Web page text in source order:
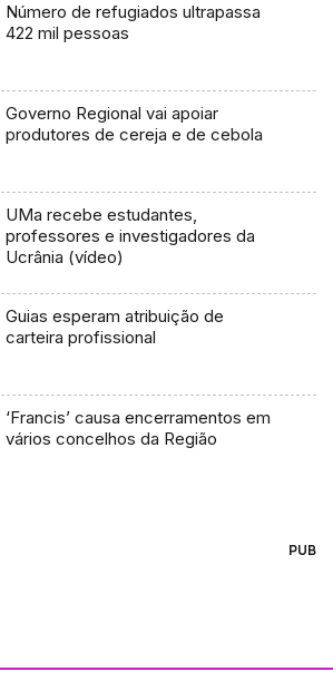
Número de refugiados ultrapassa
422 mil pessoas
Governo Regional vai apoiar
produtores de cereja e de cebola
UMa recebe estudantes,
professores e investigadores da
Ucrânia (vídeo)
Guias esperam atribuição de
carteira profissional
‘Francis’ causa encerramentos em
vários concelhos da Região
PUB